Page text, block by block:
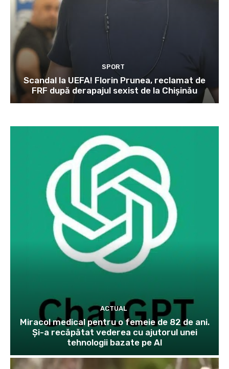
SPORT
Scandal la UEFA! Florin Prunea, reclamat de
FRF după derapajul sexist de la Chișinău
ACTUAL
Miracol medical pentru o femeie de 82 de ani.
Și-a recăpătat vederea cu ajutorul unei
tehnologii bazate pe AI